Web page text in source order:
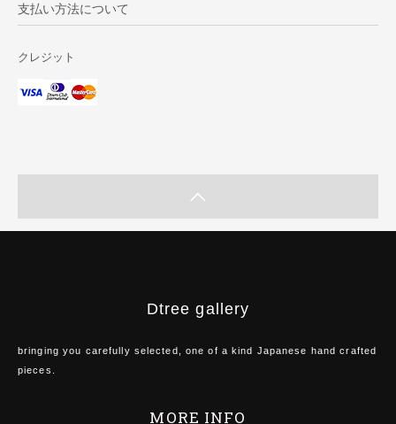
支払い方法について
クレジット
Dtree gallery
bringing you carefully selected, one of a kind Japanese hand crafted
pieces.
MORE INFO